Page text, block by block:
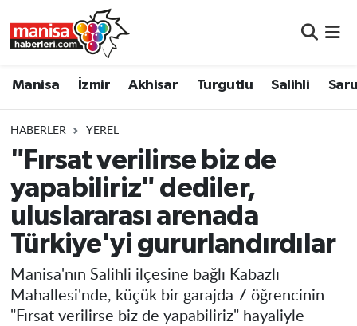
Manisa İzmir Akhisar Turgutlu Salihli
HABERLER YEREL
"Fırsat verilirse biz de
yapabiliriz" dediler,
uluslararası arenada
Türkiye'yi gururlandırdılar
Manisa'nın Salihli ilçesine bağlı Kabazlı
Mahallesi'nde, küçük bir garajda 7 öğrencinin
"Fırsat verilirse biz de yapabiliriz" hayaliyle
Turgutlu
Salihli
Soma
Manisa Nöbetçi Eczaneler
Manisa Trafik Yoğunluk Haritası
Süper Lig Puan Durumu ve Fikstür
Son Dakika Haberleri